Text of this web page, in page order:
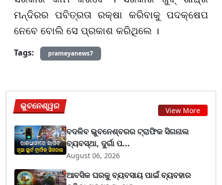
ମନ୍ଦିରର ପବିତ୍ରତା ରକ୍ଷା କରିବାକୁ ପଦକ୍ଷେପ
ନେବେ ବୋଲି ସେ ପ୍ରକାଶ କରିଥିଲେ ।
Tags:
prameyanews7
ଭୁବନେଶ୍ୱର View More
ବଦଳିବ ଭୁବନେଶ୍ବରର ଟ୍ରାଫିକ ସିଗନାଲ
ବ୍ୟବସ୍ଥା, ଦୁର୍ଗା ପ...
August 06, 2026
ଆବସିକ ଘରକୁ ବ୍ୟବସାୟ ପାଇଁ ବ୍ୟବହାର